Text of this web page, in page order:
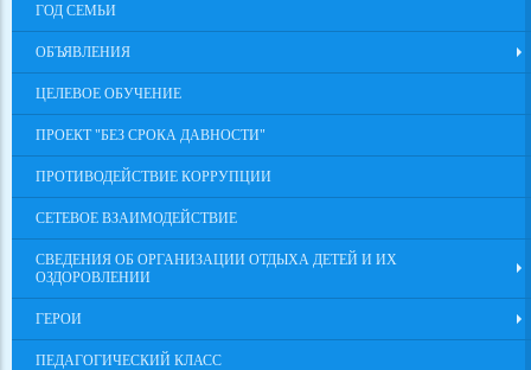
ГОД СЕМЬИ
ОБЪЯВЛЕНИЯ
ЦЕЛЕВОЕ ОБУЧЕНИЕ
ПРОЕКТ "БЕЗ СРОКА ДАВНОСТИ"
ПРОТИВОДЕЙСТВИЕ КОРРУПЦИИ
СЕТЕВОЕ ВЗАИМОДЕЙСТВИЕ
СВЕДЕНИЯ ОБ ОРГАНИЗАЦИИ ОТДЫХА ДЕТЕЙ И ИХ
ОЗДОРОВЛЕНИИ
ГЕРОИ
ПЕДАГОГИЧЕСКИЙ КЛАСС